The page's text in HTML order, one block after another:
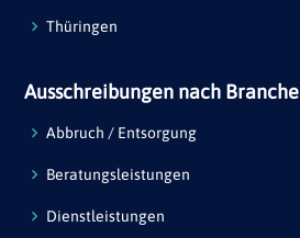
Thüringen
Ausschreibungen nach Branche
Abbruch / Entsorgung
Beratungsleistungen
Dienstleistungen